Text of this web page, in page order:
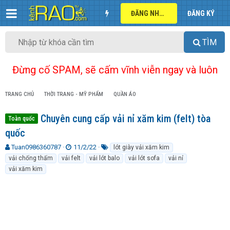
ĐĂNG NHẬP ĐĂNG KÝ
TÌM
Đừng cố SPAM, sẽ cấm vĩnh viễn ngay và luôn
TRANG CHỦ THỜI TRANG - MỸ PHẨM QUẦN ÁO
Toàn quốc
Chuyên cung cấp vải nỉ xăm kim (felt) tòa
quốc
T
h
r
e
Tuan0986360787
N
g
à
11/2/22
ừ
k
lót giày vải xăm kim
vải chống thấm
vải felt vải lót balo vải lót sofa
vải nỉ
vải xăm kim